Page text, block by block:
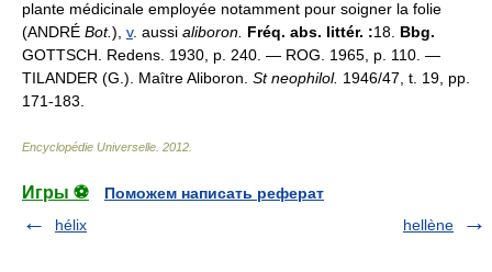
plante médicinale employée notamment pour soigner la folie
(ANDRÉ Bot.), v. aussi aliboron. Fréq. abs. littér. :18. Bbg.
GOTTSCH. Redens. 1930, p. 240. — ROG. 1965, p. 110. —
TILANDER (G.). Maître Aliboron. St neophilol. 1946/47, t. 19, pp.
171-183.
Encyclopédie Universelle 2012
Игры ⚽
Поможем написать реферат
hélix
hellène